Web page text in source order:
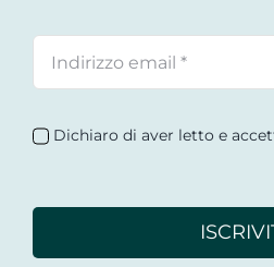
Dichiaro di aver letto e